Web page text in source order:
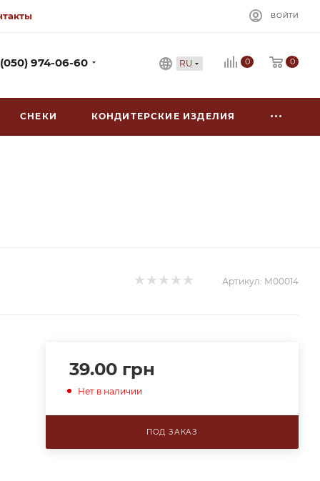
ВОЙТИ
974-06-60 RU 0 0
СНЕКИ КОНДИТЕРСКИЕ ИЗДЕЛИЯ
Артикул: М00014
39.00грн
Нет в наличии
ПОД ЗАКАЗ